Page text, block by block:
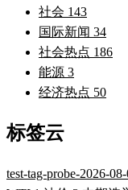
社会 143
国际新闻 34
社会热点 186
能源 3
经济热点 50
标签云
test-tag-probe-2026-